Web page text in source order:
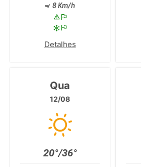
8 Km/h
Detalhes
Qua
12/08
20°/36°